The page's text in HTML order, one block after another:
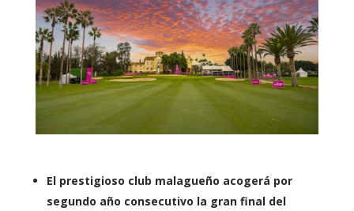
El prestigioso club malagueño acogerá por
segundo año consecutivo la gran final del